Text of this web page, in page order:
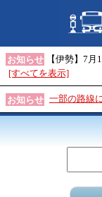
お知らせ
【伊勢】7
[すべてを表示]
お知らせ 一部の路線